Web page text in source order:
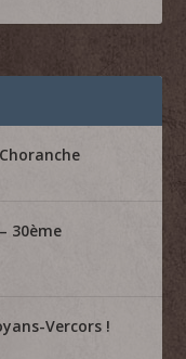
30ème
Vercors !